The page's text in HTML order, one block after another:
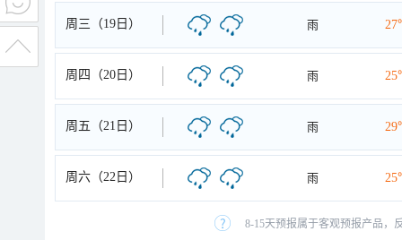
周三（19日） 雨
周四（20日） 雨
周五（21日） 雨
周六（22日） 雨
8-15天预报属于客观预报产品，